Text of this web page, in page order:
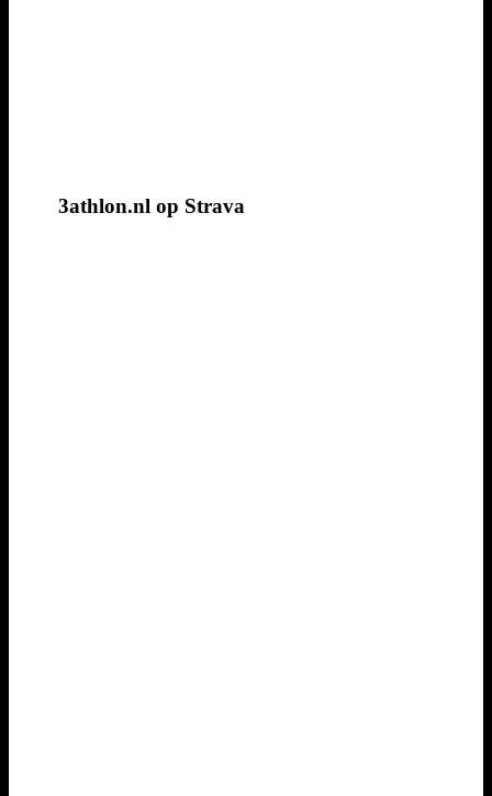
3athlon.nl op Strava